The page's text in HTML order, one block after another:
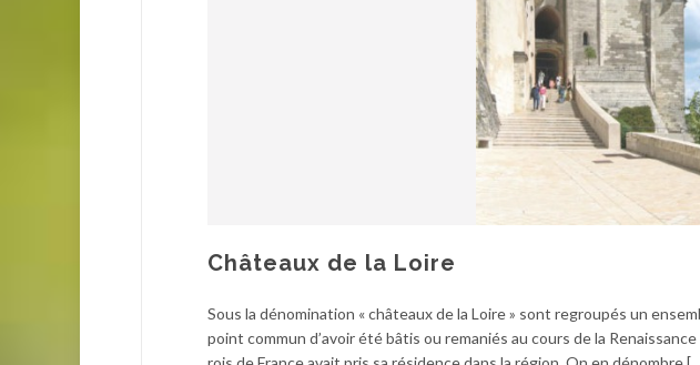
Châteaux de la Loire
Sous la dénomination « châteaux de la Loire » sont regroupés un
point commun d’avoir été bâtis ou remaniés au cours de la